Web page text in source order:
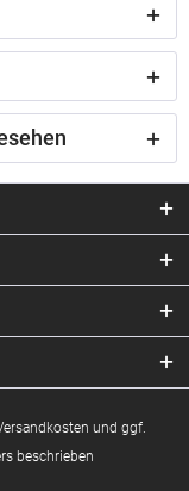
und ggf.
beschrieben